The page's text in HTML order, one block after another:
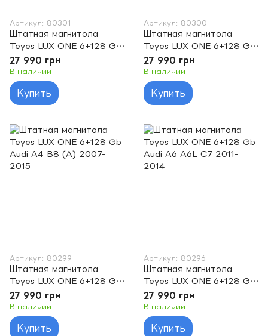
Артикул: 80301
Штатная магнитола
Teyes LUX ONE 6+128 Gb
Audi A6 A6L C7 (RMC)
2011-2018
27 990 грн
В наличии
Купить
Артикул: 80300
Штатная магнитола
Teyes LUX ONE 6+128 Gb
Audi A4 B9 2015-2023
27 990 грн
В наличии
Купить
Артикул: 80299
Штатная магнитола
Teyes LUX ONE 6+128 Gb
Audi A4 B8 (A) 2007-
2015
27 990 грн
В наличии
Купить
Артикул: 80296
Штатная магнитола
Teyes LUX ONE 6+128 Gb
Audi A6 A6L C7 2011-
2014
27 990 грн
В наличии
Купить